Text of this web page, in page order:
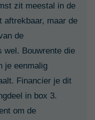
zit meestal in de
aftrekbaar, maar de
de
wel. Bouwrente die
je eenmalig
Financier je dit
in box 3.
om de